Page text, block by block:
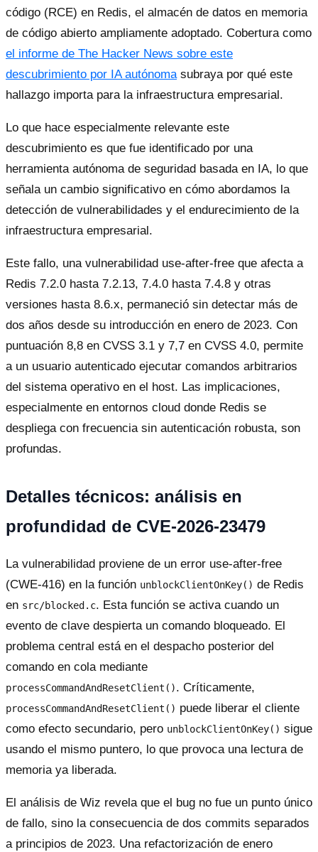
código (RCE) en Redis, el almacén de datos en memoria
de código abierto ampliamente adoptado. Cobertura como
el informe de The Hacker News sobre este
descubrimiento por IA autónomasubraya por qué este
hallazgo importa para la infraestructura empresarial.
Lo que hace especialmente relevante este
descubrimiento es que fue identificado por una
herramienta autónoma de seguridad basada en IA, lo que
señala un cambio significativo en cómo abordamos la
detección de vulnerabilidades y el endurecimiento de la
infraestructura empresarial.
Este fallo, una vulnerabilidad use-after-free que afecta a
Redis 7.2.0 hasta 7.2.13, 7.4.0 hasta 7.4.8 y otras
versiones hasta 8.6.x, permaneció sin detectar más de
dos años desde su introducción en enero de 2023. Con
puntuación 8,8 en CVSS 3.1 y 7,7 en CVSS 4.0, permite
a un usuario autenticado ejecutar comandos arbitrarios
del sistema operativo en el host. Las implicaciones,
especialmente en entornos cloud donde Redis se
despliega con frecuencia sin autenticación robusta, son
profundas.
Detalles técnicos: análisis en
profundidad de CVE-2026-23479
La vulnerabilidad proviene de un error use-after-free
(CWE-416) en la función unblockClientOnKey() de Redis
en src/blocked.c. Esta función se activa cuando un
evento de clave despierta un comando bloqueado. El
problema central está en el despacho posterior del
comando en cola mediante
processCommandAndResetClient(). Críticamente,
processCommandAndResetClient() puede liberar el cliente
como efecto secundario, pero unblockClientOnKey() sigue
usando el mismo puntero, lo que provoca una lectura de
memoria ya liberada.
El análisis de Wiz revela que el bug no fue un punto único
de fallo, sino la consecuencia de dos commits separados
a principios de 2023. Una refactorización de enero